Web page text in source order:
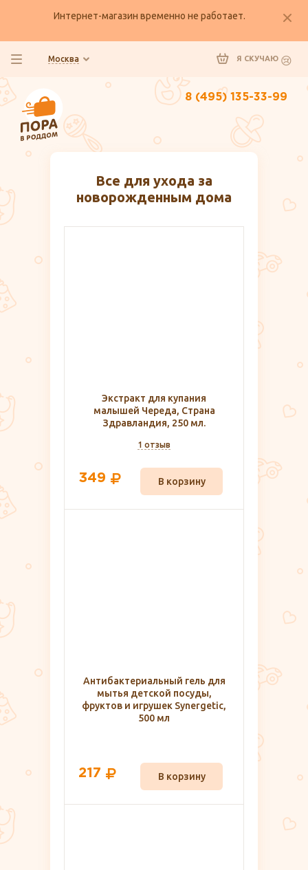
Интернет-магазин временно не работает.
Москва Я СКУЧАЮ
8 (495) 135-33-99
Все для ухода за
новорожденным дома
Экстракт для купания
малышей Череда, Страна
Здравландия, 250 мл.
1 отзыв
349 В корзину
Антибактериальный гель для
мытья детской посуды,
фруктов и игрушек Synergetic,
500 мл
217 В корзину